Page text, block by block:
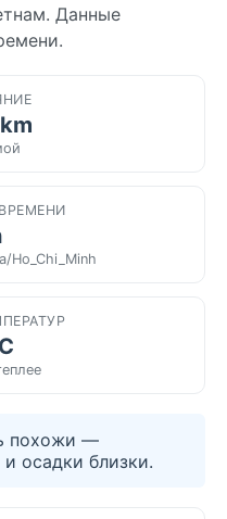
Данные
Ho_Chi_Minh
похожи —
осадки близки.